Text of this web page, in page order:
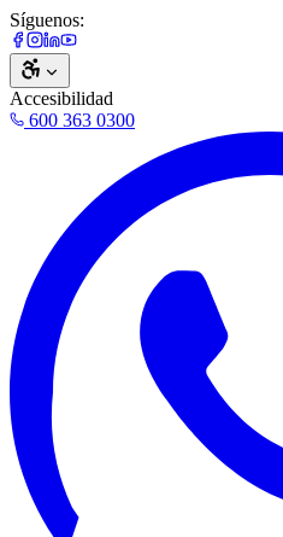
Síguenos:
Accesibilidad
600 363 0300